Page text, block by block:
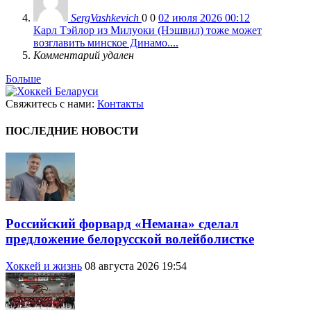
SergVashkevich 0 0 02 июля 2026 00:12
Карл Тэйлор из Милуоки (Нэшвил) тоже может
возглавить минское Динамо....
Комментарий удален
Больше
Свяжитесь с нами: Контакты
ПОСЛЕДНИЕ НОВОСТИ
Российский форвард «Немана» сделал
предложение белорусской волейболистке
Хоккей и жизнь 08 августа 2026 19:54